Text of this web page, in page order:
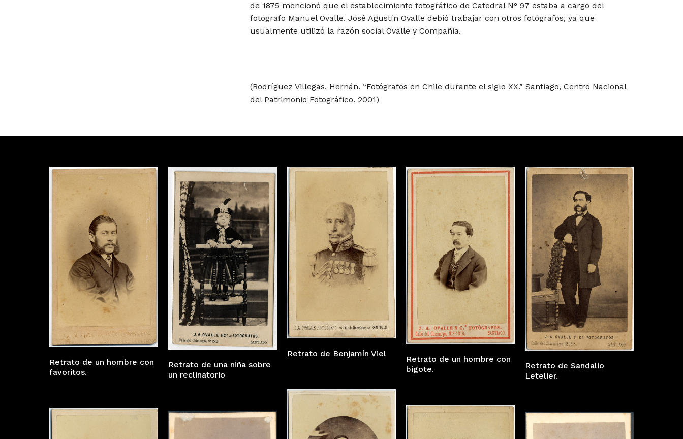
de 1875 mencionó que el establecimiento fotográfico de Catedral N° 97 estaba a cargo del
fotógrafo Manuel Ovalle. José Agustín Ovalle debió trabajar con otros fotógrafos, ya que
usualmente utilizó la razón social Ovalle y Compañia.
(Rodríguez Villegas, Hernán. “Fotógrafos en Chile durante el siglo XX.” Santiago, Centro Nacional
del Patrimonio Fotográfico. 2001)
Retrato de un hombre con
favoritos.
Retrato de una niña sobre
un reclinatorio
Retrato de Benjamín Viel
Retrato de un hombre con
bigote.
Retrato de Sandalio
Letelier.